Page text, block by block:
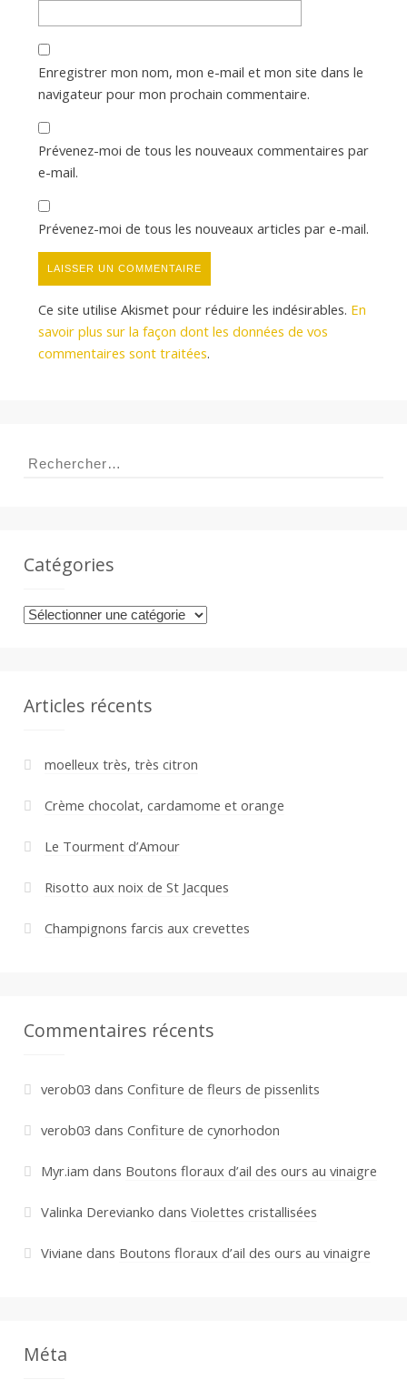
Enregistrer mon nom, mon e-mail et mon site dans le
navigateur pour mon prochain commentaire.
Prévenez-moi de tous les nouveaux commentaires par
e-mail.
Prévenez-moi de tous les nouveaux articles par e-mail.
Ce site utilise Akismet pour réduire les indésirables. En
savoir plus sur la façon dont les données de vos
commentaires sont traitées.
Rechercher :
Catégories
Catégories
Articles récents
moelleux très, très citron
Crème chocolat, cardamome et orange
Le Tourment d’Amour
Risotto aux noix de St Jacques
Champignons farcis aux crevettes
Commentaires récents
verob03 dans Confiture de fleurs de pissenlits
verob03 dans Confiture de cynorhodon
Myr.iam dans Boutons floraux d’ail des ours au vinaigre
Valinka Derevianko dans Violettes cristallisées
Viviane dans Boutons floraux d’ail des ours au vinaigre
Méta